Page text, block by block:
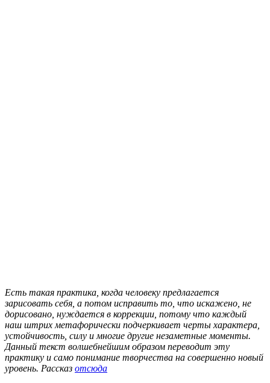
Есть такая практика, когда человеку предлагается
зарисовать себя, а потом исправить то, что искажено, не
дорисовано, нуждается в коррекции, потому что каждый
наш штрих метафорически подчеркивает черты характера,
устойчивость, силу и многие другие незаметные моменты.
Данный текст волшебнейшим образом переводит эту
практику и само понимание творчества на совершенно новый
уровень. Рассказ отсюда